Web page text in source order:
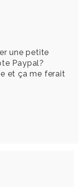
une petite
Paypal?
et ça me ferait